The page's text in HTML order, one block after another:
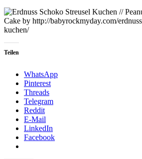
Teilen
WhatsApp
Pinterest
Threads
Telegram
Reddit
E-Mail
LinkedIn
Facebook